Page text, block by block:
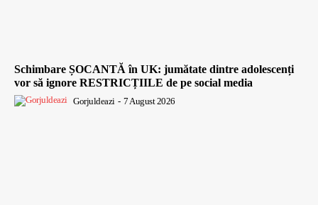
Schimbare ȘOCANTĂ în UK: jumătate dintre adolescenți
vor să ignore RESTRICȚIILE de pe social media
Gorjuldeazi - 7 August 2026